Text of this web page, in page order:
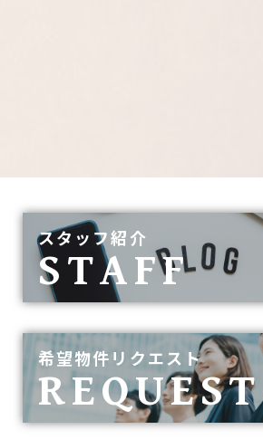
スタッフ紹介
STAFF
希望物件リクエスト
REQUEST